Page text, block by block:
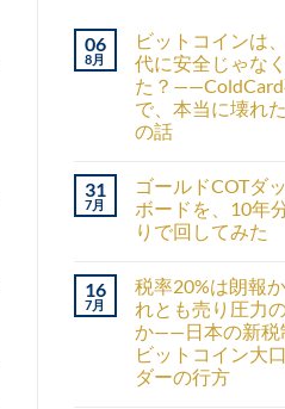
06
8月
ビットコインは
代に安全じゃな
た？
で、本当に壊れ
の話
31
7月
ゴールドCOTダ
ボードを、10年
りで回してみた
16
7月
税率20%は朗報
れとも売り圧力
か——日本の新税
ビットコイン大
ダーの行方